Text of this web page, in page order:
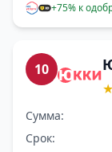
+75% к
10
★
Сумма:
Срок: